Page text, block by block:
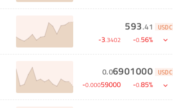
593.41 USDC
-3.3402 -0.56%
0.06901000 USDC
-0.00059000 -0.85%